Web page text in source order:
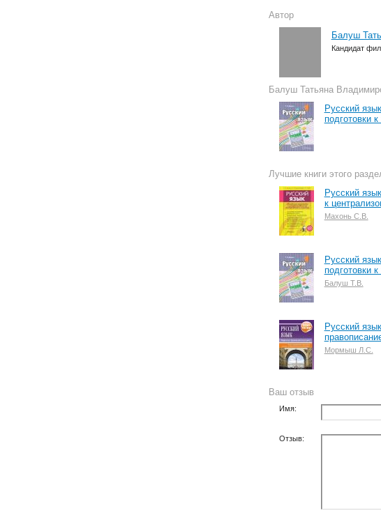
Автор
Балуш
Кандидат
Балуш Татьяна
Русский
подготовки
Лучшие книги этого
Русский
к
Махонь С.В.
Русский
подготовки
Балуш Т.В.
Русский
Мормыш Л.С.
Ваш отзыв
Имя:
Отзыв: